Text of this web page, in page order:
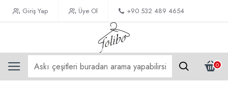
Giriş Yap Üye Ol +90 532 489 4654
0